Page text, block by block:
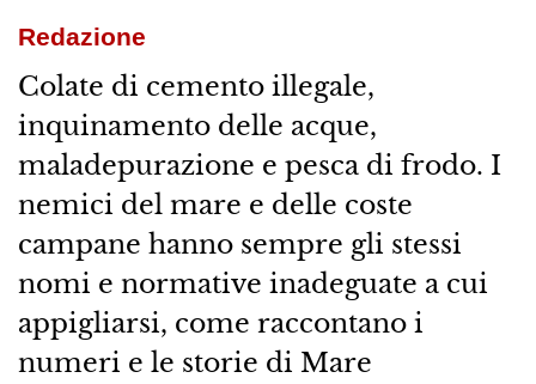
Redazione
Colate di cemento illegale,
inquinamento delle acque,
maladepurazione e pesca di frodo. I
nemici del mare e delle coste
campane hanno sempre gli stessi
nomi e normative inadeguate a cui
appigliarsi, come raccontano i
numeri e le storie di Mare